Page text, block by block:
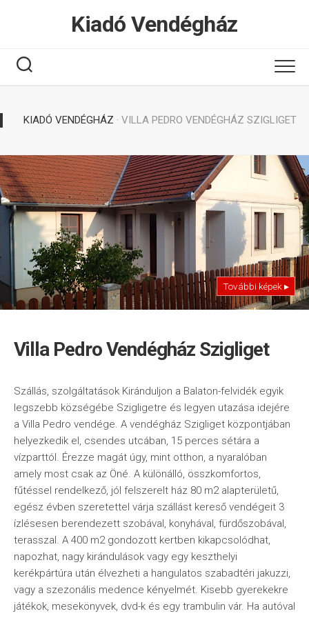
Kiadó Vendégház
KIADÓ VENDÉGHÁZ · VILLA PEDRO VENDÉGHÁZ SZIGLIGET
További képek ▸
Villa Pedro Vendégház Szigliget
Szállás, szolgáltatások Kiránduljon a Balaton-felvidék egyik
legszebb községébe Szigligetre és legyen utazása idejére
a Villa Pedro vendége. A vendégház Szigliget központjában
helyezkedik el, csendes utcában, 15 perces sétára a
vízparttól. Érezze magát úgy, mint otthon, a nyaralóban
amely most csak az Öné. A különálló, összkomfortos,
fűtéssel rendelkező, jól felszerelt ház 80 m2 alapterületű,
egész évben szeretettel várja szállást kereső vendégeit 3
ízlésesen berendezett szobával, konyhával, fürdőszobával,
terasszal. A 400 m2 gondozott kertben kikapcsolódhat,
napozhat, nagy kirándulások vagy egy keszthelyi
kerékpártúra után élvezheti a hangulatos szabadtéri jakuzzi,
vagy a szezonális medence kényelmét. Kisebb gyerekekre
játékok, mesekönyvek, dvd-k és egy trambulin vár. Ha autóval